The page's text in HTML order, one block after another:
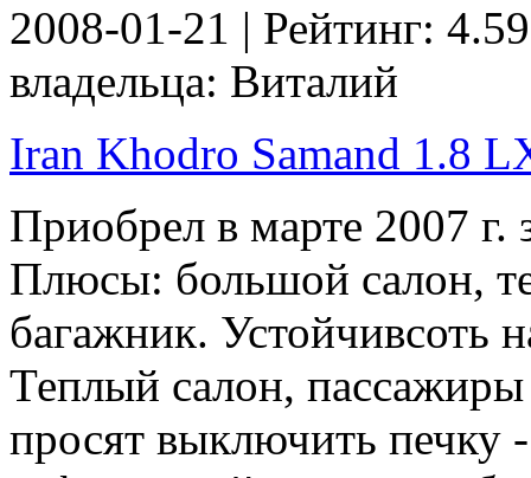
2008-01-21 | Рейтинг:
владельца: Виталий
Iran Khodro Samand 1.8
Приобрел в марте 2007 г.
Плюсы: большой салон,
багажник. Устойчивсоть
Теплый салон,
просят выключить печку